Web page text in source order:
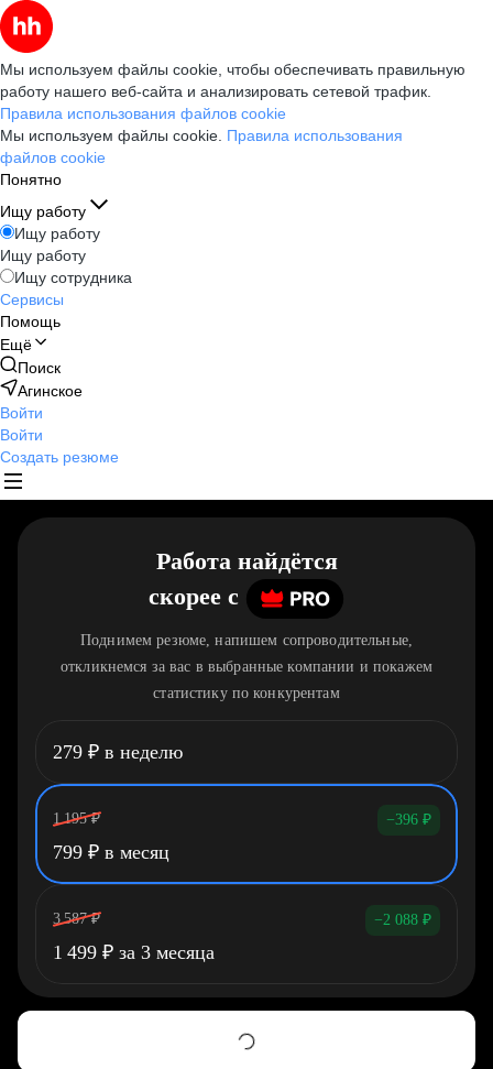
Мы используем файлы cookie, чтобы обеспечивать правильную
работу нашего веб-сайта и анализировать сетевой трафик.
Правила использования файлов cookie
Мы используем файлы cookie. Правила использования
файлов cookie
Понятно
Ищу работу
Ищу работу
Ищу работу
Ищу сотрудника
Сервисы
Помощь
Ещё
Поиск
Агинское
Войти
Войти
Создать резюме
Работа найдётся
скорее c
Поднимем резюме, напишем сопроводительные,
откликнемся за вас в выбранные компании и покажем
статистику по конкурентам
279 ₽ в неделю
1 195 ₽ −396 ₽
799 ₽ в месяц
3 587 ₽ −2 088 ₽
1 499 ₽ за 3 месяца